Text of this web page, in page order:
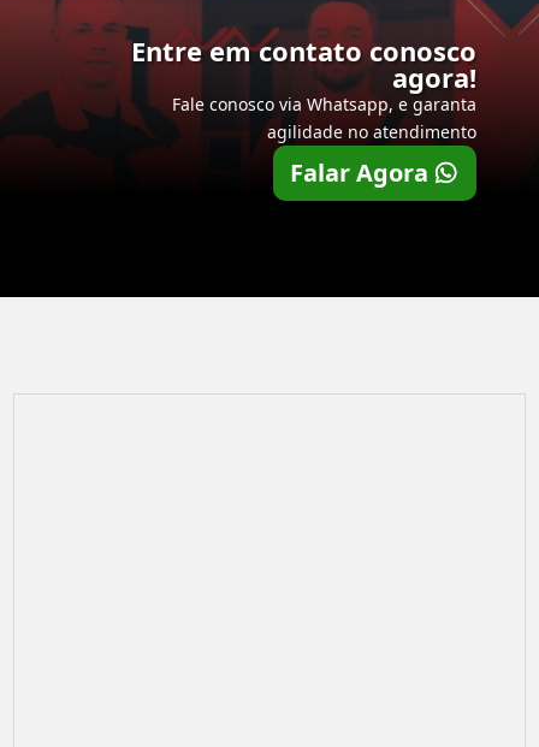
Entre em contato conosco
agora!
Fale conosco via Whatsapp, e garanta
agilidade no atendimento
Falar Agora